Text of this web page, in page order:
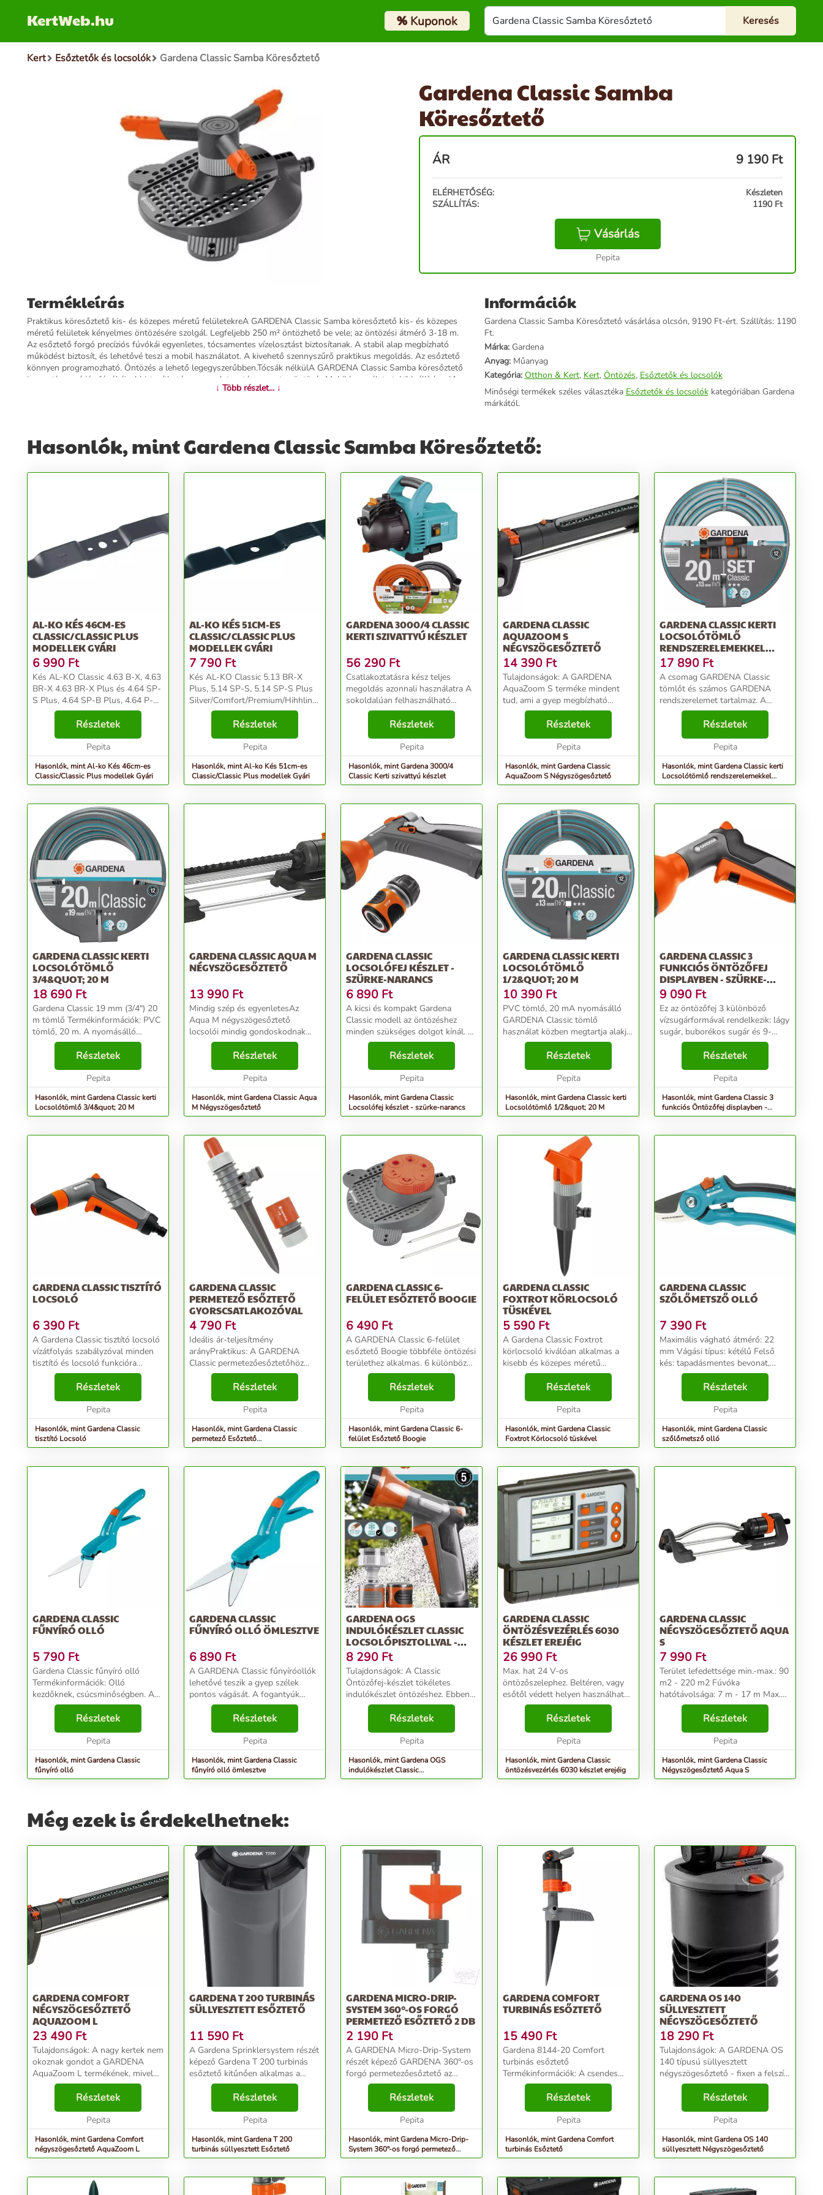
KertWeb.hu %Kuponok
Kert Esőztetők és locsolók Gardena Classic Samba Köresőztető
Gardena Classic Samba
Köresőztető
ÁR 9 190 Ft
ELÉRHETŐSÉG:
Készleten
SZÁLLÍTÁS:
1190 Ft
Vásárlás
Pepita
Termékleírás
Praktikus köresőztető kis- és közepes méretű felületekreA GARDENA Classic Samba köresőztető kis- és közepes
méretű felületek kényelmes öntözésére szolgál. Legfeljebb 250 m² öntözhető be vele; az öntözési átmérő 3-18 m.
Az esőztető forgó precíziós fúvókái egyenletes, tócsamentes vízelosztást biztosítanak. A stabil alap megbízható
működést biztosít, és lehetővé teszi a mobil használatot. A kivehető szennyszűrő praktikus megoldás. Az esőztető
könnyen programozható. Öntözés a lehető legegyszerűbben.Tócsák nélkülA GARDENA Classic Samba köresőztető
innovatív precíziós fúvókáival biztosítható az egyenletes, tócsamentes öntözés.Mobil használat stabil leállítássalA
szilárd talp lejtőn vagy egyenetlen terepen is nagy stabilitást biztosítanak, lehetővé téve az esőztető mobil
További információk>>
↓ Több részlet... ↓
Információk
Gardena Classic Samba Köresőztető vásárlása olcsón, 9190 Ft-ért. Szállítás: 1190
Ft.
Márka:Gardena
Anyag:Műanyag
Kategória: Otthon & Kert, Kert, Öntözés, Esőztetők és locsolók
Minőségi termékek széles választéka Esőztetők és locsolókkategóriában Gardena
márkától.
Hasonlók, mint Gardena Classic Samba Köresőztető:
AL-KO KÉS 46CM-ES
CLASSIC/CLASSIC PLUS
MODELLEK GYÁRI
6 990 Ft
Kés AL-KO Classic 4.63 B-X, 4.63
BR-X 4.63 BR-X Plus és 4.64 SP-
S Plus, 4.64 SP-B Plus, 4.64 P-S,
4.64 SP-S-hez
Silver/Comfort/Premium/Highline/Highline
Edition/Powerline
46/470/4700/4704 típusokhoz/...
Részletek
Pepita
Hasonlók, mint Al-ko Kés 46cm-es
Classic/Classic Plus modellek Gyári
AL-KO KÉS 51CM-ES
CLASSIC/CLASSIC PLUS
MODELLEK GYÁRI
7 790 Ft
Kés AL-KO Classic 5.13 BR-X
Plus, 5.14 SP-S, 5.14 SP-S Plus
Silver/Comfort/Premium/Hihhline/Highline
Edition/Powerline
51/52/520/5200/5204
típusokhoz/gyári modell...
Részletek
Pepita
Hasonlók, mint Al-ko Kés 51cm-es
Classic/Classic Plus modellek Gyári
GARDENA 3000/4 CLASSIC
KERTI SZIVATTYÚ KÉSZLET
56 290 Ft
Csatlakoztatásra kész teljes
megoldás azonnali használatra A
sokoldalúan felhasználható
kompakt GARDENA 3000/4 kerti
szivattyú optimális alapmodell.
Szívó- és nyomóerejének
köszönhetően ideális önt...
Részletek
Pepita
Hasonlók, mint Gardena 3000/4
Classic Kerti szivattyú készlet
GARDENA CLASSIC
AQUAZOOM S
NÉGYSZÖGESŐZTETŐ
14 390 Ft
Tulajdonságok: A GARDENA
AquaZoom S terméke mindent
tud, ami a gyep megbízható
öntözéséhez szükséges. 9–150
m2 nagyságú területekre
használható; egyenletesen és
pontosan öntöz, ami
Részletek
Pepita
Hasonlók, mint Gardena Classic
AquaZoom S Négyszögesőztető
GARDENA CLASSIC KERTI
LOCSOLÓTÖMLŐ
RENDSZERELEMEKKEL
1/2&QUOT; 20 M
17 890 Ft
A csomag GARDENA Classic
tömlőt és számos GARDENA
rendszerelemet tartalmaz. A
nyomásálló tömlő, mely kiváló
minőségű szövete miatt
formatartó, nem tartalmaz káros
lágyítókat (ftalátokat), valamint
Részletek
Pepita
Hasonlók, mint Gardena Classic kerti
Locsolótömlő rendszerelemekkel
1/2&quot; 20 M
GARDENA CLASSIC KERTI
LOCSOLÓTÖMLŐ
3/4&QUOT; 20 M
18 690 Ft
Gardena Classic 19 mm (3/4") 20
m tömlő Termékinformációk: PVC
tömlő, 20 m. A nyomásálló
GARDENA Classic tömlő
használat közben megtartja alakját
minőségi alapanyagának
köszönhetően, mely nem tart...
Részletek
Pepita
Hasonlók, mint Gardena Classic kerti
Locsolótömlő 3/4&quot; 20 M
GARDENA CLASSIC AQUA M
NÉGYSZÖGESŐZTETŐ
13 990 Ft
Mindig szép és egyenletesAz
Aqua M négyszögesőztető
locsolói mindig gondoskodnak
arról, hogy egyenletesen és nagy
pontossággal öntözzék a gyepet
110–250 m2 területen. Ennek
köszönhetően nem alakulnak ...
Részletek
Pepita
Hasonlók, mint Gardena Classic Aqua
M Négyszögesőztető
GARDENA CLASSIC
LOCSOLÓFEJ KÉSZLET -
SZÜRKE-NARANCS
6 890 Ft
A kicsi és kompakt Gardena
Classic modell az öntözéshez
minden szükséges dolgot kínál. A
Gardena finom szórópisztoly puha
műanyag alkatrészeket tartalmaz
és kényelmesen fekszik a kézbe.
Finom permetév...
Részletek
Pepita
Hasonlók, mint Gardena Classic
Locsolófej készlet - szürke-narancs
GARDENA CLASSIC KERTI
LOCSOLÓTÖMLŐ
1/2&QUOT; 20 M
10 390 Ft
PVC tömlő, 20 mA nyomásálló
GARDENA Classic tömlő
használat közben megtartja alakját
minőségi alapanyagának
köszönhetően, mely nem
tartalmaz káros lágyítókat
(ftalátokat) és nehézfémeket és
Részletek
Pepita
Hasonlók, mint Gardena Classic kerti
Locsolótömlő 1/2&quot; 20 M
GARDENA CLASSIC 3
FUNKCIÓS ÖNTÖZŐFEJ
DISPLAYBEN - SZÜRKE-
NARANCS
9 090 Ft
Ez az öntözőfej 3 különböző
vízsugárformával rendelkezik: lágy
sugár, buborékos sugár és 9-
pontos erős sugár. Használhatod
öntözéshez, pl. felületekre (lágy
sugár), cserepes növényekre
(buborékos sugá...
Részletek
Pepita
Hasonlók, mint Gardena Classic 3
funkciós Öntözőfej displayben -
szürke-narancs
GARDENA CLASSIC TISZTÍTÓ
LOCSOLÓ
6 390 Ft
A Gardena Classic tisztító locsoló
vízátfolyás szabályzóval minden
tisztító és locsoló funkcióra
alkalmas a kertben. Innovatív,
beépített fagyvédelmi
technológiával van felszerelve. A
fokozatmentes ví...
Részletek
Pepita
Hasonlók, mint Gardena Classic
tisztító Locsoló
GARDENA CLASSIC
PERMETEZŐ ESŐZTETŐ
GYORSCSATLAKOZÓVAL
4 790 Ft
Ideális ár-teljesítmény
arányPraktikus: A GARDENA
Classic permetezőesőztetőhöz
GARDENA tömlőelemet
(cikkszám: 915)
mellékelünk.Kisebb felületek
öntözéséreA GARDENA Classic
Részletek
Pepita
Hasonlók, mint Gardena Classic
permetező Esőztető
gyorscsatlakozóval
GARDENA CLASSIC 6-
FELÜLET ESŐZTETŐ BOOGIE
6 490 Ft
A GARDENA Classic 6-felület
esőztető Boogie többféle öntözési
területhez alkalmas. 6 különböző
felhasználási lehetősége van: kör:
o max. 10 m / 80 m2; félkör: r =
max. 8 m / 100 m2; négyzet: max.
Részletek
Pepita
Hasonlók, mint Gardena Classic 6-
felület Esőztető Boogie
GARDENA CLASSIC
FOXTROT KÖRLOCSOLÓ
TÜSKÉVEL
5 590 Ft
A Gardena Classic Foxtrot
körlocsoló kiválóan alkalmas a
kisebb és közepes méretű
felületek öntözésére. Vízelosztása
különösen egyenletes, így nem
képződnek tócsák. A beöntözött
kör átmérője legfeljeb...
Részletek
Pepita
Hasonlók, mint Gardena Classic
Foxtrot Körlocsoló tüskével
GARDENA CLASSIC
SZŐLŐMETSZŐ OLLÓ
7 390 Ft
Maximális vágható átmérő: 22
mm Vágási típus: kétélű Felső
kés: tapadásmentes bevonat,
precíziós élezés Alsó kés:
rozsdamentes acél
Tapadásmentes bevonattal
ellátott felső késl és
Részletek
Pepita
Hasonlók, mint Gardena Classic
szőlőmetsző olló
GARDENA CLASSIC
FŰNYÍRÓ OLLÓ
5 790 Ft
Gardena Classic fűnyíró olló
Termékinformációk: Olló
kezdőknek, csúcsminőségben. A
pontos fűnyíráshoz készült
GARDENA Classic fűnyíró olló
ergonomikus kialakítású nyele
egyszerűvé teszi a vágást....
Részletek
Pepita
Hasonlók, mint Gardena Classic
fűnyíró olló
GARDENA CLASSIC
FŰNYÍRÓ OLLÓ ÖMLESZTVE
6 890 Ft
A GARDENA Classic fűnyíróollók
lehetővé teszik a gyep szélek
pontos vágását. A fogantyúk
ergonómikus alakja egyszerű
vágást tesz lehetővé. A
keményített és fényes
horganyzott pengéknek
Részletek
Pepita
Hasonlók, mint Gardena Classic
fűnyíró olló ömlesztve
GARDENA OGS
INDULÓKÉSZLET CLASSIC
LOCSOLÓPISZTOLLYAL -
SZÜRKE-NARANCS
8 290 Ft
Tulajdonságok: A Classic
Öntözőfej-készlet tökéletes
indulókészlet öntözéshez. Ebben a
készletben megtalálható az
összes Original GARDENA
System szerelvény és egy Classic
tisztító locsolópisztoly, am...
Részletek
Pepita
Hasonlók, mint Gardena OGS
indulókészlet Classic
Locsolópisztollyal - szürke-narancs
GARDENA CLASSIC
ÖNTÖZÉSVEZÉRLÉS 6030
KÉSZLET EREJÉIG
26 990 Ft
Max. hat 24 V-os
öntözőszelephez. Beltéren, vagy
esőtől védett helyen használható.
Kábelkapcsolat a szelepekkel.
Szelepenként max. 3 program
lehetséges. Az öntözési idő 10 –
200 % között központilag...
Részletek
Pepita
Hasonlók, mint Gardena Classic
öntözésvezérlés 6030 készlet erejéig
GARDENA CLASSIC
NÉGYSZÖGESŐZTETŐ AQUA
S
7 990 Ft
Terület lefedettsége min.-max.: 90
m2 - 220 m2 Fúvóka
hatótávolsága: 7 m - 17 m Max.
öntözési szélesség: 13 m Fagyálló
és UV-álló Vízcsatlakozásnál
beépített szűrő, ami kivehető és
csap alatt egyszerű...
Részletek
Pepita
Hasonlók, mint Gardena Classic
Négyszögesőztető Aqua S
Még ezek is érdekelhetnek:
GARDENA COMFORT
NÉGYSZÖGESŐZTETŐ
AQUAZOOM L
23 490 Ft
Tulajdonságok: A nagy kertek nem
okoznak gondot a GARDENA
AquaZoom L termékének, mivel
ezt a négyszögesőztetőt 28-350
m2 nagyságú területekre
tervezték. Ekkora helyen
természetesen nagyon fontos az
Részletek
Pepita
Hasonlók, mint Gardena Comfort
négyszögesőztető AquaZoom L
GARDENA T 200 TURBINÁS
SÜLLYESZTETT ESŐZTETŐ
11 590 Ft
A Gardena Sprinklersystem részét
képező Gardena T 200 turbinás
esőztető kitűnően alkalmas a
közepes méretű gyepfelületek
öntözésére 200 m²-ig. A T 200
turbinás esőztető kombinálható a
T 100 és 380 tur...
Részletek
Pepita
Hasonlók, mint Gardena T 200
turbinás süllyesztett Esőztető
GARDENA MICRO-DRIP-
SYSTEM 360°-OS FORGÓ
PERMETEZŐ ESŐZTETŐ 2 DB
2 190 Ft
A GARDENA Micro-Drip-System
részét képező GARDENA 360°-os
forgó permetezőesőztető az
ágyások felületfedő, permetező
esőztetésére szolgál. A
hatótávolsága kb. 3,5 méter.
Hosszabbítócső (cikkszám:
Részletek
Pepita
Hasonlók, mint Gardena Micro-Drip-
System 360°-os forgó permetező
Esőztető 2 db
GARDENA COMFORT
TURBINÁS ESŐZTETŐ
15 490 Ft
Gardena 8144-20 Comfort
turbinás esőztető
Termékinformációk: A csendes
turbinás esőztető műanyag
leszúrótüskével. A GARDENA
Comfort turbinás esőztető
segítségével csendesen öntözheti
Részletek
Pepita
Hasonlók, mint Gardena Comfort
turbinás Esőztető
GARDENA OS 140
SÜLLYESZTETT
NÉGYSZÖGESŐZTETŐ
18 290 Ft
Tulajdonságok: A GARDENA OS
140 típusú süllyesztett
négyszögesőztető - fixen a felszín
alá telepítve - négyzet és
négyszög alakú területek
öntözésére ideális 2 - 140 m2
között. Csatlakoztatható a GAR...
Részletek
Pepita
Hasonlók, mint Gardena OS 140
süllyesztett Négyszögesőztető